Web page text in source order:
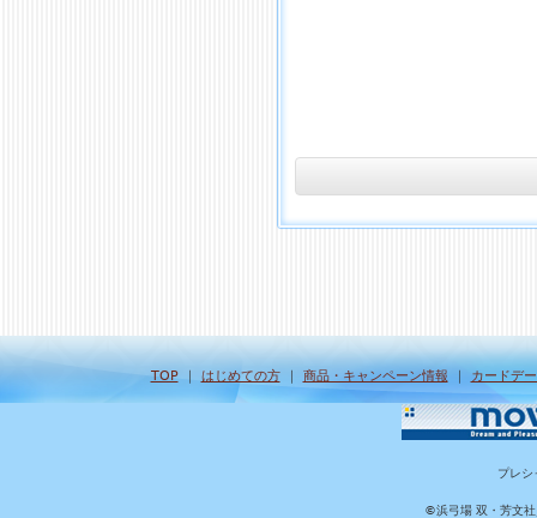
TOP｜ はじめての方｜ 商品・キャンペーン情報 ｜ カードデ
プレシ
©浜弓場 双・芳文社